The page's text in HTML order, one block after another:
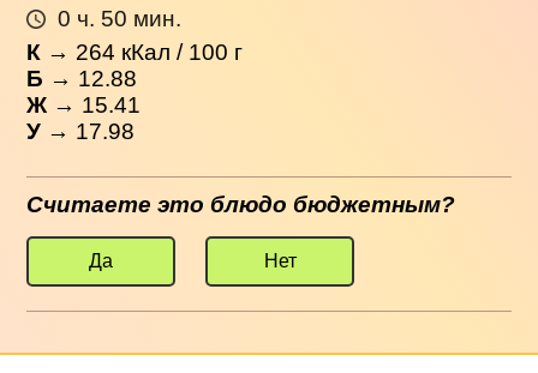
0 ч. 50 мин.
К → 264 кКал / 100 г
Б → 12.88
Ж → 15.41
У → 17.98
Считаете это блюдо бюджетным?
Да Нет